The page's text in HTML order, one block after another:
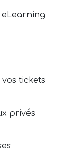
tickets
privés